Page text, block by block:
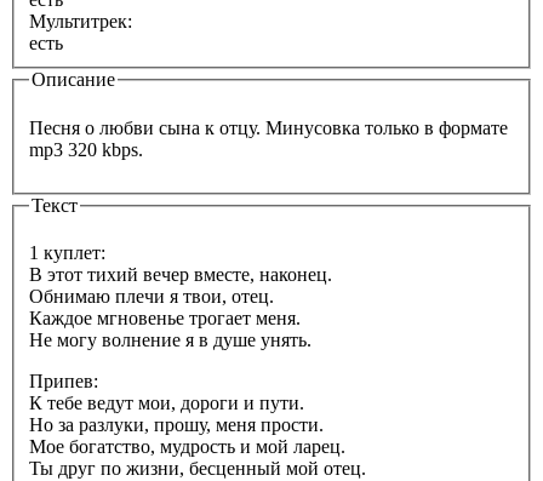
Мультитрек:
есть
Описание
Песня о любви сына к отцу. Минусовка только в формате
mp3 320 kbps.
Текст
1 куплет:
В этот тихий вечер вместе, наконец.
Обнимаю плечи я твои, отец.
Каждое мгновенье трогает меня.
Не могу волнение я в душе унять.
Припев:
К тебе ведут мои, дороги и пути.
Но за разлуки, прошу, меня прости.
Мое богатство, мудрость и мой ларец.
Ты друг по жизни, бесценный мой отец.